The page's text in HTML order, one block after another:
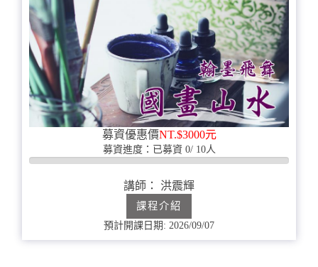
募資優惠價NT.$3000元
募資進度：已募資 0/ 10人
0%
講師： 洪震輝
課程介紹
預計開課日期: 2026/09/07